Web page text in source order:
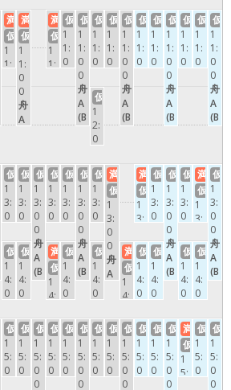
B)
周
遊
0
舟
B
(B
o
遊
満
仮
1
1:
B)
周
遊
仮
1
3:
0
舟
C
(B
o
at
周
遊
仮
1
4:
0
舟
B
(B
o
at
仮
1
5:
0
C)
周
遊
0
舟
C
(B
o
at
C)
周
遊
満
仮
1
1:
0
0
舟
A
A)
散
策
付
仮
1
3:
0
舟
B
(B
o
at
周
遊
仮
1
4:
0
舟
C
(B
o
at
仮
1
5:
0
散
仮
1
3:
0
0
舟
A
(B
散
策
付
仮
1
5:
0
0
周
遊
0
舟
B
(B
o
遊
満
仮
1
1:
B)
周
遊
仮
1
3:
0
舟
C
(B
o
at
周
遊
満
仮
1
4:
0
舟
B
(B
o
仮
1
5:
0
周
遊
舟
C
(B
o
at
仮
1
1:
0
周
遊
仮
1
3:
0
舟
B
(B
o
at
周
遊
仮
1
4:
0
舟
C
(B
o
at
仮
1
5:
0
散
策
付
仮
1
1:
0
0
舟
A
(B
散
策
付
仮
1
3:
0
0
舟
A
(B
散
策
付
仮
1
5:
0
0
周
遊
舟
B
(B
o
at
周
遊
仮
1
1:
0
舟
B
(B
o
at
周
遊
仮
1
2:
0
舟
B
(B
o
at
周
遊
仮
1
3:
0
舟
C
(B
o
at
周
遊
仮
1
4:
0
舟
B
(B
o
at
仮
1
5:
0
周
遊
舟
C
(B
o
at
仮
1
1:
0
周
遊
満
仮
1
3:
0
0
舟
A
A)
散
策
付
仮
1
5:
0
散
策
付
仮
1
1:
0
0
舟
A
(B
付
満
仮
1
4:
0
舟
C
(B
o
仮
1
5:
0
0
B)
周
遊
0
舟
B
(B
o
遊
仮
1
1:
0
周
遊
満
仮
1
3:
0
舟
C
(B
o
C)
周
遊
仮
1
4:
0
舟
B
(B
o
at
仮
1
5:
0
C)
周
遊
舟
C
(B
o
at
仮
1
1:
0
周
遊
仮
1
3:
0
舟
B
(B
o
at
周
遊
仮
1
4:
0
舟
C
(B
o
at
仮
1
5:
0
散
策
付
仮
1
1:
0
0
舟
A
(B
散
策
付
仮
1
3:
0
0
舟
A
(B
散
策
付
仮
1
5:
0
0
B)
周
遊
舟
B
(B
o
at
仮
1
1:
0
周
遊
仮
1
3:
0
舟
C
(B
o
at
周
遊
仮
1
4:
0
舟
B
(B
o
at
満
仮
1
5:
周
遊
舟
C
(B
o
at
仮
1
1:
0
周
遊
満
仮
1
3:
0
舟
B
(B
o
B)
周
遊
仮
1
4:
0
舟
C
(B
o
at
仮
1
5:
0
散
策
付
仮
1
1:
0
0
舟
A
(B
散
策
付
仮
1
3:
0
0
舟
A
(B
散
策
付
仮
1
5:
0
0